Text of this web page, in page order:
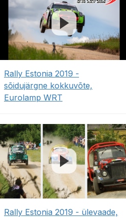
Rally Estonia 2019 -
sõidujärgne kokkuvõte,
Eurolamp WRT
Rally Estonia 2019 - ülevaade,